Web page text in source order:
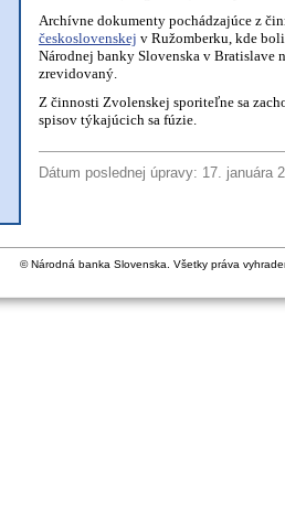
Archívne dokumenty pochádzajúce z
československej v Ružomberku, kde
Národnej banky Slovenska v Bratislave
zrevidovaný.
Z činnosti Zvolenskej sporiteľne sa
spisov týkajúcich sa fúzie.
Dátum poslednej úpravy: 17. januára
© Národná banka Slovenska. Všetky práva